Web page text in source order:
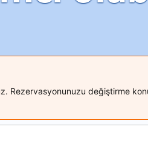
Rezervasyonunuzu değiştirme